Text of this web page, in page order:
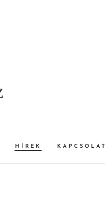
HÍREK KAPCSOLAT